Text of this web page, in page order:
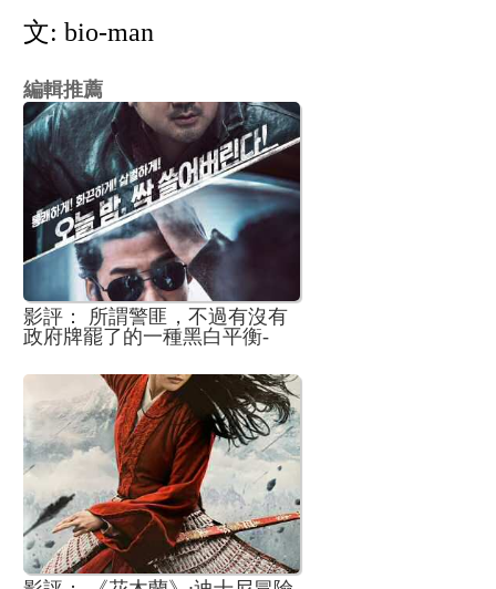
文: bio-man
編輯推薦
影評： 所謂警匪，不過有沒有
政府牌罷了的一種黑白平衡-